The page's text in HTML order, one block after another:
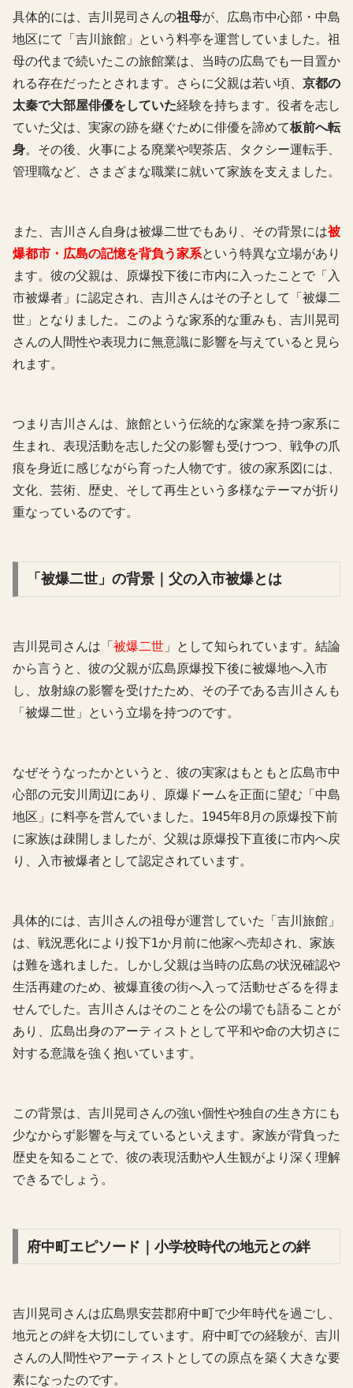
具体的には、吉川晃司さんの祖母が、広島市中心部・中島
地区にて「吉川旅館」という料亭を運営していました。祖
母の代まで続いたこの旅館業は、当時の広島でも一目置か
れる存在だったとされます。さらに父親は若い頃、 京都の
太秦で大部屋俳優をしていた経験を持ちます。役者を志し
ていた父は、実家の跡を継ぐために俳優を諦めて板前へ転
身。その後、火事による廃業や喫茶店、タクシー運転手、
管理職など、さまざまな職業に就いて家族を支えました。
また、吉川さん自身は被爆二世でもあり、その背景には被
爆都市・広島の記憶を背負う家系という特異な立場があり
ます。彼の父親は、原爆投下後に市内に入ったことで「入
市被爆者」に認定され、吉川さんはその子として「被爆二
世」となりました。このような家系的な重みも、吉川晃司
さんの人間性や表現力に無意識に影響を与えていると見ら
れます。
つまり吉川さんは、旅館という伝統的な家業を持つ家系に
生まれ、表現活動を志した父の影響も受けつつ、戦争の爪
痕を身近に感じながら育った人物です。彼の家系図には、
文化、芸術、歴史、そして再生という多様なテーマが折り
重なっているのです。
「被爆二世」の背景｜父の入市被爆とは
吉川晃司さんは「 被爆二世 」として知られています。結論
から言うと、彼の父親が広島原爆投下後に被爆地へ入市
し、放射線の影響を受けたため、その子である吉川さんも
「被爆二世」という立場を持つのです。
なぜそうなったかというと、彼の実家はもともと広島市中
心部の元安川周辺にあり、原爆ドームを正面に望む「中島
地区」に料亭を営んでいました。1945年8月の原爆投下前
に家族は疎開しましたが、父親は原爆投下直後に市内へ戻
り、入市被爆者として認定されています。
具体的には、吉川さんの祖母が運営していた「吉川旅館」
は、戦況悪化により投下1か月前に他家へ売却され、家族
は難を逃れました。しかし父親は当時の広島の状況確認や
生活再建のため、被爆直後の街へ入って活動せざるを得ま
せんでした。吉川さんはそのことを公の場でも語ることが
あり、広島出身のアーティストとして平和や命の大切さに
対する意識を強く抱いています。
この背景は、吉川晃司さんの強い個性や独自の生き方にも
少なからず影響を与えているといえます。家族が背負った
歴史を知ることで、彼の表現活動や人生観がより深く理解
できるでしょう。
府中町エピソード｜小学校時代の地元との絆
吉川晃司さんは広島県安芸郡府中町で少年時代を過ごし、
地元との絆を大切にしています。府中町での経験が、吉川
さんの人間性やアーティストとしての原点を築く大きな要
素になったのです。